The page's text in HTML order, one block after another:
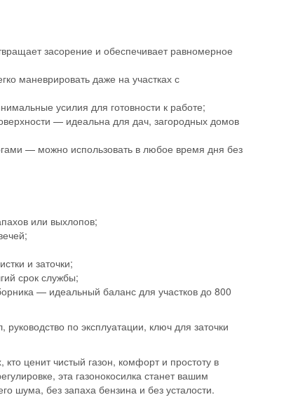
засорение и обеспечивает равномерное
маневрировать даже на участках с
усилия для готовности к работе;
— идеальна для дач, загородных домов
— можно использовать в любое время дня без
или выхлопов;
и заточки;
срок службы;
— идеальный баланс для участков до 800
по эксплуатации, ключ для заточки
ценит чистый газон, комфорт и простоту в
эта газонокосилка станет вашим
шума, без запаха бензина и без усталости.